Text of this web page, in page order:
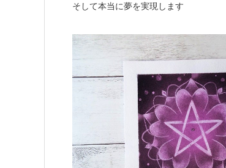
そして本当に夢を実現します